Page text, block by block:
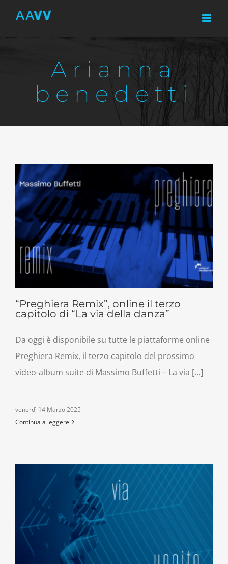
Arianna
benedetti
“Preghiera Remix”, online il terzo
capitolo di “La via della danza”
Da oggi è disponibile su tutte le piattaforme online
Preghiera Remix, il terzo capitolo del prossimo
video-album suite di Massimo Buffetti – La via [...]
venerdì 14 Marzo 2025
Continua a leggere